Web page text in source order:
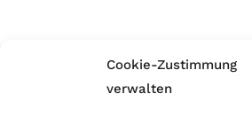
Cookie-Zustimmung
verwalten
Wir sind Mitglied im Händlerbund!